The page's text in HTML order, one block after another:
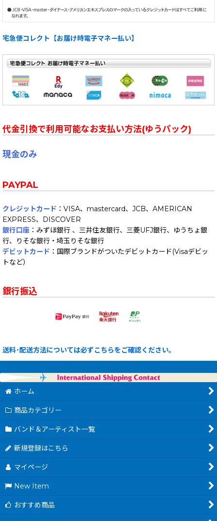
宅急便コレクト【お届け時電子マネー払い】
代金引換で利用可能なお支払い方法(ゆうパック)
現金のみ
PAYPAL
クレジットカード ：VISA、mastercard、JCB、AMERICAN
EXPRESS、DISCOVER
銀行口座 ：みずほ銀行 、三井住友銀行、三菱UFJ銀行、ゆうちょ銀
行、りそな銀行・埼玉りそな銀行
デビットカード ：国際ブランドがついたデビットカード(Visaデビッ
トなど）
銀行振込
送料･配送方法については必ずこちらをご確認ください。
ホーム
商品カテゴリー
バンド＆アーティスト一覧
新規登録はこちら
マイページ
New Item
おすすめ商品